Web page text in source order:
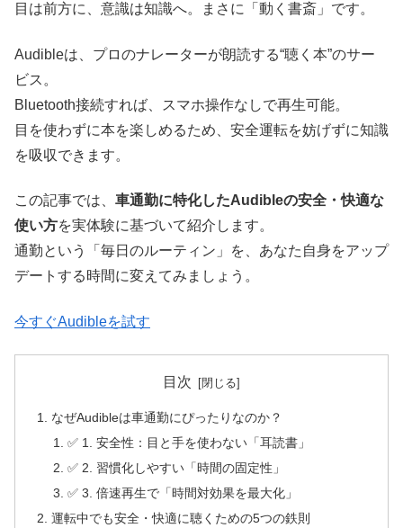
目は前方に、意識は知識へ。まさに「動く書斎」です。
Audibleは、プロのナレーターが朗読する“聴く本”のサー
ビス。
Bluetooth接続すれば、スマホ操作なしで再生可能。
目を使わずに本を楽しめるため、安全運転を妨げずに知識
を吸収できます。
この記事では、 車通勤に特化したAudibleの安全・快適な
使い方を実体験に基づいて紹介します。
通勤という「毎日のルーティン」を、あなた自身をアップ
デートする時間に変えてみましょう。
今すぐAudibleを試す
目次
なぜAudibleは車通勤にぴったりなのか？
✅ 1. 安全性：目と手を使わない「耳読書」
✅ 2. 習慣化しやすい「時間の固定性」
✅ 3. 倍速再生で「時間対効果を最大化」
運転中でも安全・快適に聴くための5つの鉄則